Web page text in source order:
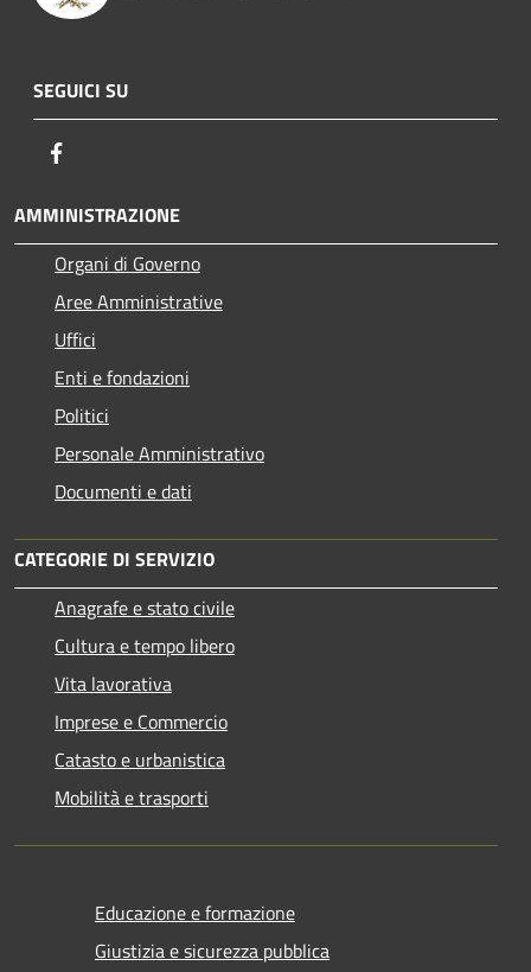
SEGUICI SU
AMMINISTRAZIONE
Organi di Governo
Aree Amministrative
Uffici
Enti e fondazioni
Politici
Personale Amministrativo
Documenti e dati
CATEGORIE DI SERVIZIO
Anagrafe e stato civile
Cultura e tempo libero
Vita lavorativa
Imprese e Commercio
Catasto e urbanistica
Mobilità e trasporti
Educazione e formazione
Giustizia e sicurezza pubblica